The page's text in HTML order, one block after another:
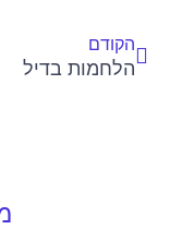
הקודם
הלחמות בדיל